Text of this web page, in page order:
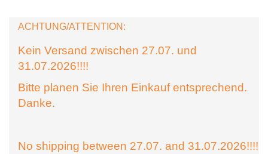
ACHTUNG/ATTENTION:
Kein Versand zwischen 27.07. und
31.07.2026!!!!
Bitte planen Sie Ihren Einkauf entsprechend.
Danke.
No shipping between 27.07. and 31.07.2026!!!!